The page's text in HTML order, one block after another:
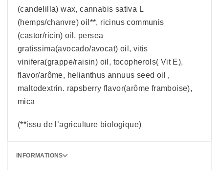
(candelilla) wax, cannabis sativa L
(hemps/chanvre) oil**, ricinus communis
(castor/ricin) oil, persea
gratissima(avocado/avocat) oil, vitis
vinifera(grappe/raisin) oil, tocopherols( Vit E),
flavor/arôme, helianthus annuus seed oil ,
maltodextrin. rapsberry flavor(arôme framboise),
mica
(**issu de l’agriculture biologique)
INFORMATIONS